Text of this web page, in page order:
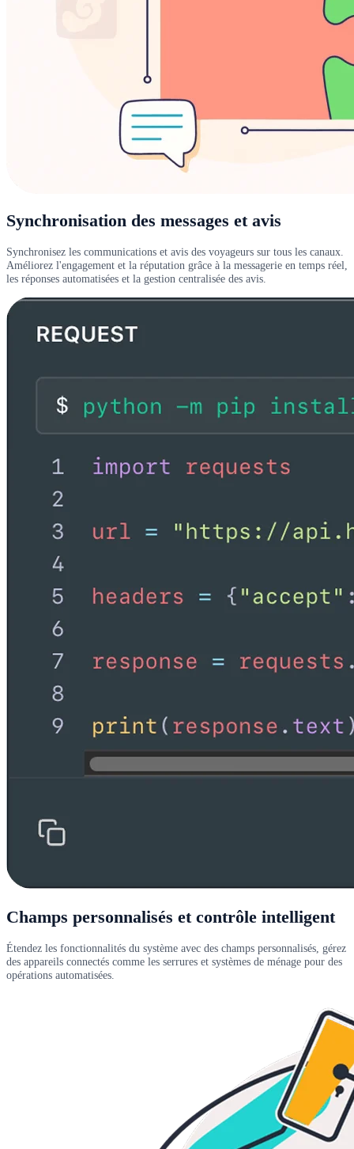
Synchronisation des messages et avis
Synchronisez les communications et avis des voyageurs sur tous les canaux.
Améliorez l'engagement et la réputation grâce à la messagerie en temps réel,
les réponses automatisées et la gestion centralisée des avis.
Champs personnalisés et contrôle intelligent
Étendez les fonctionnalités du système avec des champs personnalisés, gérez
des appareils connectés comme les serrures et systèmes de ménage pour des
opérations automatisées.